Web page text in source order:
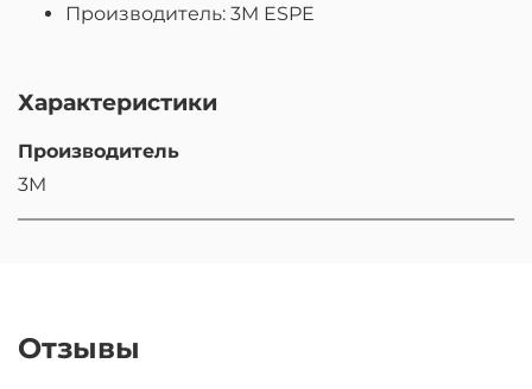
Производитель: 3M ESPE
Характеристики
Производитель
3M
Отзывы